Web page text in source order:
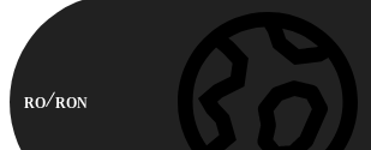
RO RON